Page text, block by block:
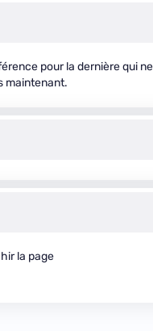
pour la dernière qui
maintenant.
la page